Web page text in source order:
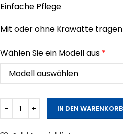
Einfache Pflege
Mit oder ohne Krawatte tragen
Wählen Sie ein Modell aus *
IN DEN WARENKORB